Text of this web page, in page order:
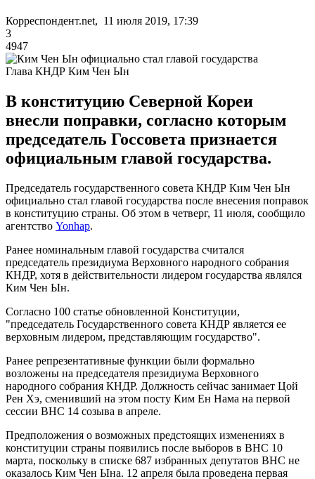
Корреспондент.net, 11 июля 2019, 17:39
3
4947
Глава КНДР Ким Чен Ын
В конституцию Северной Кореи
внесли поправки, согласно которым
председатель Госсовета признается
официальным главой государства.
Председатель государственного совета КНДР Ким Чен Ын
официально стал главой государства после внесения поправок
в конституцию страны. Об этом в четверг, 11 июля, сообщило
агентство Yonhap.
Ранее номинальным главой государства считался
председатель президиума Верховного народного собрания
КНДР, хотя в действительности лидером государства являлся
Ким Чен Ын.
Согласно 100 статье обновленной Конституции,
"председатель Государственного совета КНДР является ее
верховным лидером, представляющим государство".
Ранее репрезентативные функции были формально
возложены на председателя президиума Верховного
народного собрания КНДР. Должность сейчас занимает Цой
Рен Хэ, сменивший на этом посту Ким Ен Нама на первой
сессии ВНС 14 созыва в апреле.
Предположения о возможных предстоящих изменениях в
конституции страны появились после выборов в ВНС 10
марта, поскольку в списке 687 избранных депутатов ВНС не
оказалось Ким Чен Ына. 12 апреля была проведена первая